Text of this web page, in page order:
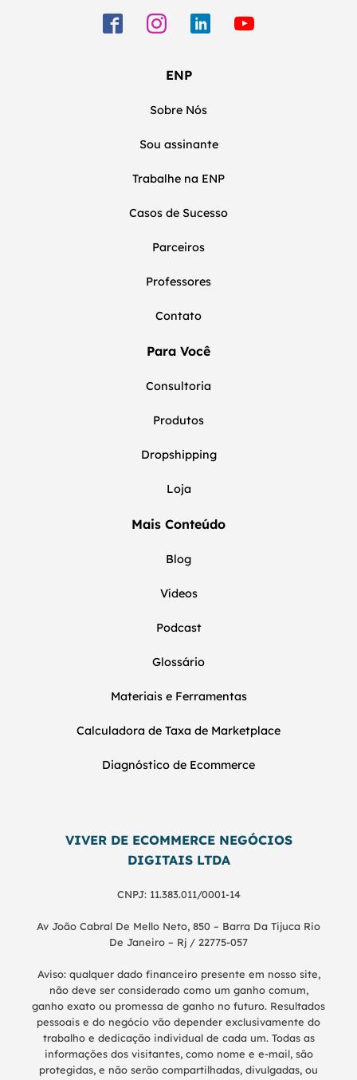
ENP
Sobre Nós
Sou assinante
Trabalhe na ENP
Casos de Sucesso
Parceiros
Professores
Contato
Para Você
Consultoria
Produtos
Dropshipping
Loja
Mais Conteúdo
Blog
Vídeos
Podcast
Glossário
Materiais e Ferramentas
Calculadora de Taxa de Marketplace
Diagnóstico de Ecommerce
VIVER DE ECOMMERCE NEGÓCIOS
DIGITAIS LTDA
CNPJ: 11.383.011/0001-14
Av João Cabral De Mello Neto, 850 – Barra Da Tijuca Rio
De Janeiro – Rj / 22775-057
Aviso: qualquer dado financeiro presente em nosso site,
não deve ser considerado como um ganho comum,
ganho exato ou promessa de ganho no futuro. Resultados
pessoais e do negócio vão depender exclusivamente do
trabalho e dedicação individual de cada um. Todas as
informações dos visitantes, como nome e e-mail, são
protegidas, e não serão compartilhadas, divulgadas, ou